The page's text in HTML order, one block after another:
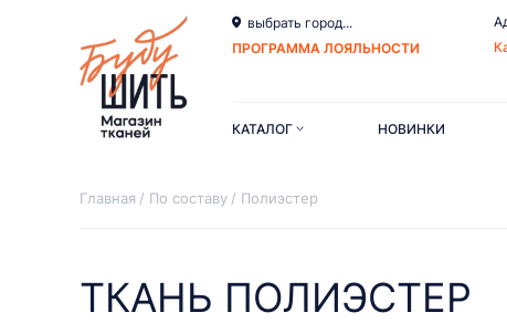
выбрать город...
ПРОГРАММА ЛОЯЛЬНОСТИ
КАТАЛОГ НОВИНКИ
Главная По составу Полиэстер
ТКАНЬ ПОЛИЭСТЕР